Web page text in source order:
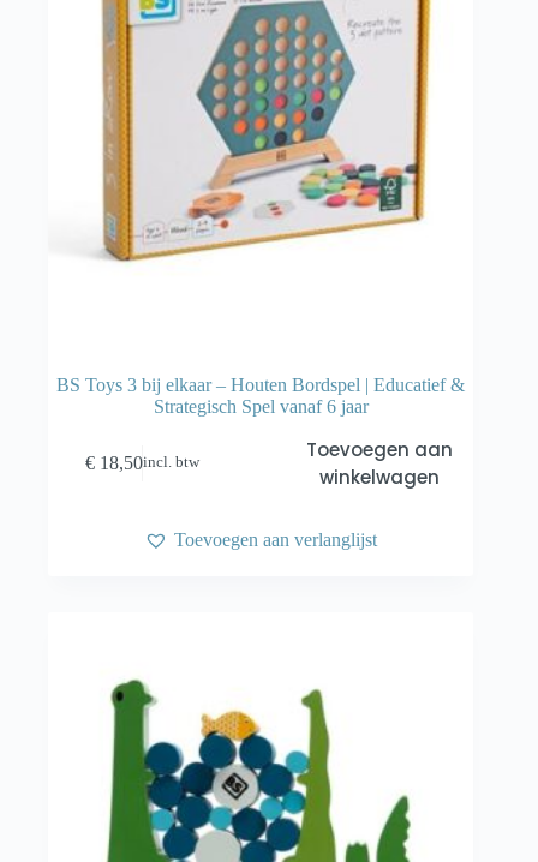
BS Toys 3 bij elkaar – Houten Bordspel | Educatief &
Strategisch Spel vanaf 6 jaar
€ 18,50incl. btw
Toevoegen aan
winkelwagen
Toevoegen aan verlanglijst